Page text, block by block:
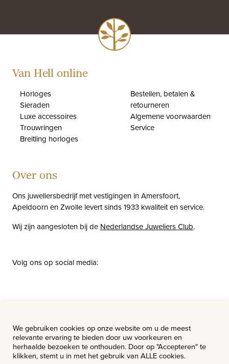
Van Hell online
Horloges
Sieraden
Luxe accessoires
Trouwringen
Breitling horloges
Bestellen, betalen &
retourneren
Algemene voorwaarden
Service
Over ons
Ons juweliersbedrijf met vestigingen in Amersfoort,
Apeldoorn en Zwolle levert sinds 1933 kwaliteit en service.
Wij zijn aangesloten bij de Nederlandse Juweliers Club.
Volg ons op social media:
Vacatures
We gebruiken cookies op onze website om u de meest
relevante ervaring te bieden door uw voorkeuren en
herhaalde bezoeken te onthouden. Door op "Accepteren" te
klikken, stemt u in met het gebruik van ALLE cookies.